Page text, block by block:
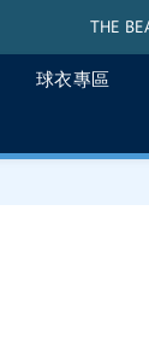
THE
THE
球衣專區